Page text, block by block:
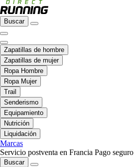
Buscar
Zapatillas de hombre
Zapatillas de mujer
Ropa Hombre
Ropa Mujer
Trail
Senderismo
Equipamiento
Nutrición
Liquidación
Marcas
Servicio postventa en Francia Pago seguro
Buscar